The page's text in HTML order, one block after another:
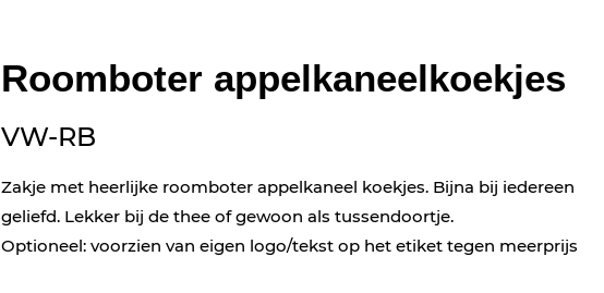
Roomboter appelkaneelkoekjes
VW-RB
Zakje met heerlijke roomboter appelkaneel koekjes. Bijna bij iedereen
geliefd. Lekker bij de thee of gewoon als tussendoortje.
Optioneel: voorzien van eigen logo/tekst op het etiket tegen meerprijs